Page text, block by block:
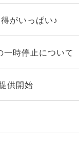
がいっぱい♪
時停止について
供開始